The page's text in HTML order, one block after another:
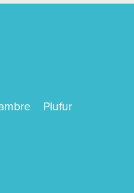
Plufur